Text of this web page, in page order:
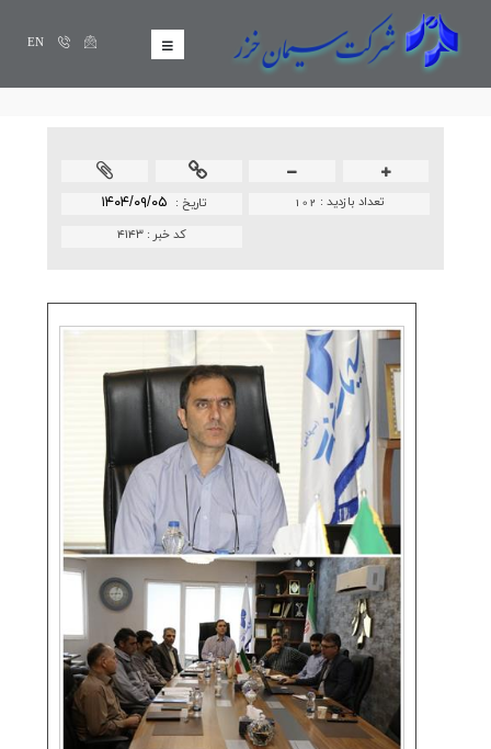
EN
تاريخ : ۱۴۰۴/۰۹/۰۵ تعداد بازدید : 102
کد خبر :۴۱۴۳